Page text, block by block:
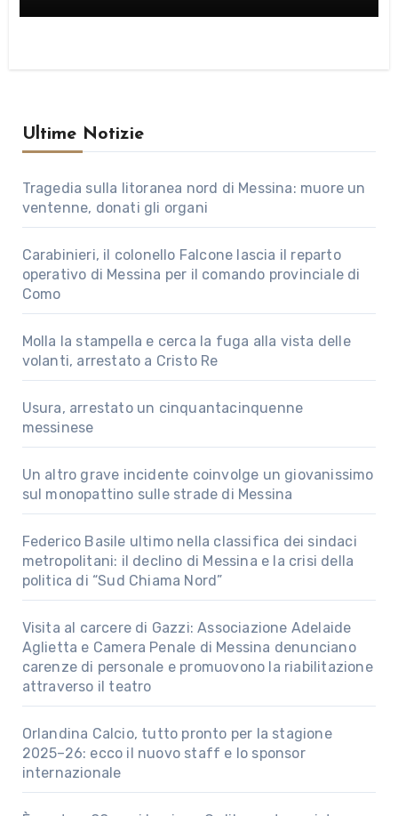
Ultime Notizie
Tragedia sulla litoranea nord di Messina: muore un
ventenne, donati gli organi
Carabinieri, il colonello Falcone lascia il reparto
operativo di Messina per il comando provinciale di
Como
Molla la stampella e cerca la fuga alla vista delle
volanti, arrestato a Cristo Re
Usura, arrestato un cinquantacinquenne
messinese
Un altro grave incidente coinvolge un giovanissimo
sul monopattino sulle strade di Messina
Federico Basile ultimo nella classifica dei sindaci
metropolitani: il declino di Messina e la crisi della
politica di “Sud Chiama Nord”
Visita al carcere di Gazzi: Associazione Adelaide
Aglietta e Camera Penale di Messina denunciano
carenze di personale e promuovono la riabilitazione
attraverso il teatro
Orlandina Calcio, tutto pronto per la stagione
2025–26: ecco il nuovo staff e lo sponsor
internazionale